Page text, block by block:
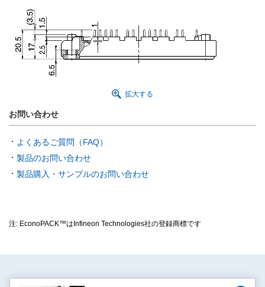
拡大する
お問い合わせ
よくあるご質問（FAQ）
製品のお問い合わせ
製品購入・サンプルのお問い合わせ
注: EconoPACK™はInfineon Technologies社の登録商標です